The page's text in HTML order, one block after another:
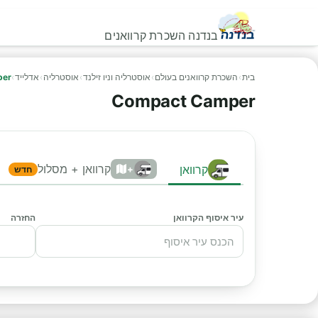
בנדנה השכרת קרוואנים
בית› השכרת קרוואנים בעולם › אוסטרליה וניו זילנד› אוסטרליה › אדלייד›
Compact Camper
קרוואן + קרוואן + מסלול חדש
עיר איסוף הקרוואן החזרה